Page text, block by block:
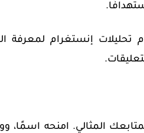
إنستغرام لمعرفة
المثالي. امنحه اسمًا،